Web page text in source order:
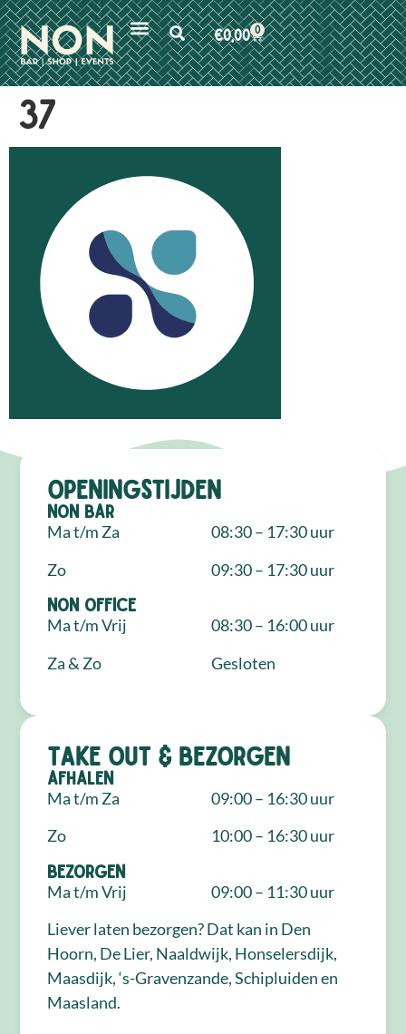
€0,00 0
37
Openingstijden
NON Bar
Ma t/m Za
Zo
08:30 – 17:30 uur
09:30 – 17:30 uur
NON Office
Ma t/m Vrij
Za & Zo
08:30 – 16:00 uur
Gesloten
Take out & bezorgen
Afhalen
Ma t/m Za
Zo
09:00 – 16:30 uur
10:00 – 16:30 uur
Bezorgen
Ma t/m Vrij
09:00 – 11:30 uur
Liever laten bezorgen? Dat kan in Den
Hoorn, De Lier, Naaldwijk, Honselersdijk,
Maasdijk, ‘s-Gravenzande, Schipluiden en
Maasland.